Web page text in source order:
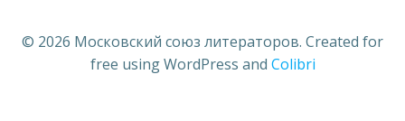
© 2026 Московский союз литераторов. Created for
free using WordPress and Colibri